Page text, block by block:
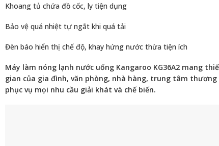
Khoang tủ chứa đồ cốc, ly tiện dụng
Bảo vệ quá nhiệt tự ngắt khi quá tải
Đèn báo hiển thị chế độ, khay hứng nước thừa tiện ích
Máy làm nóng lạnh nước uống Kangaroo KG36A2 mang
gian của gia đình, văn phòng, nhà hàng, trung tâm
phục vụ mọi nhu cầu giải khát và chế biến.